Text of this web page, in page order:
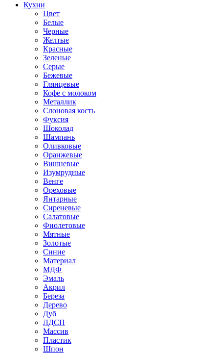
Кухни
Цвет
Белые
Черные
Желтые
Красные
Зеленые
Серые
Бежевые
Глянцевые
Кофе с молоком
Металлик
Слоновая кость
Фуксия
Шоколад
Шампань
Оливковые
Оранжевые
Вишневые
Изумрудные
Венге
Ореховые
Янтарные
Сиреневые
Салатовые
Фиолетовые
Мятные
Золотые
Синие
Материал
МДФ
Эмаль
Акрил
Береза
Дерево
Дуб
ЛДСП
Массив
Пластик
Шпон